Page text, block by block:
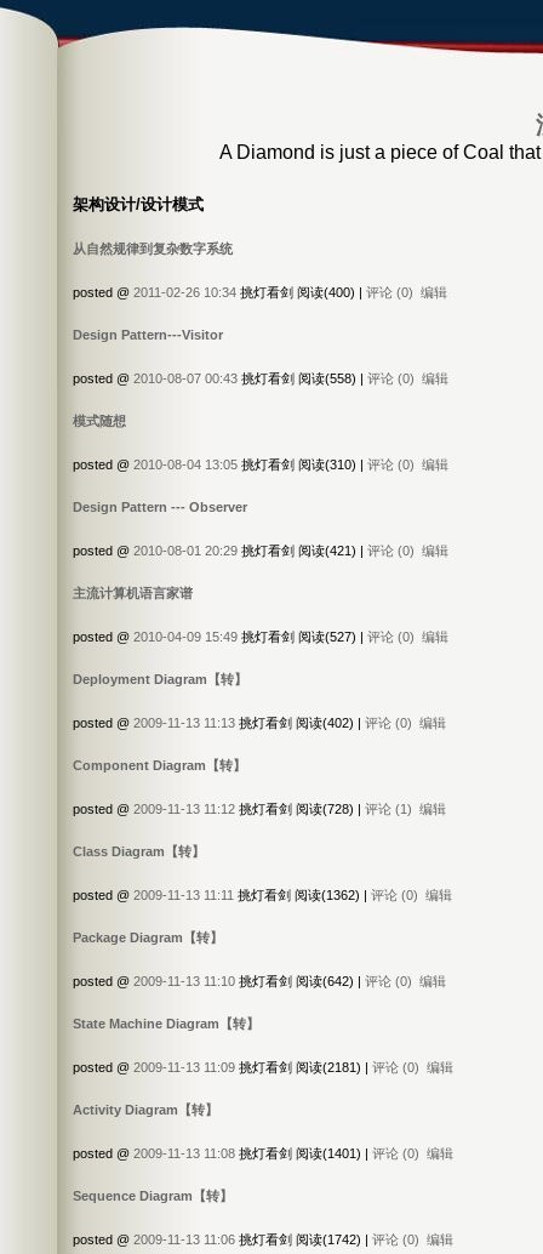
A Diamond is just a piece of Coal
架构设计/设计模式
从自然规律到复杂数字系统
posted @ 2011-02-26 10:34 挑灯看剑 阅读(400) | 评论 (0) 编辑
Design Pattern---Visitor
posted @ 2010-08-07 00:43 挑灯看剑 阅读(558) | 评论 (0) 编辑
模式随想
posted @ 2010-08-04 13:05 挑灯看剑 阅读(310) | 评论 (0) 编辑
Design Pattern --- Observer
posted @ 2010-08-01 20:29 挑灯看剑 阅读(421) | 评论 (0) 编辑
主流计算机语言家谱
posted @ 2010-04-09 15:49 挑灯看剑 阅读(527) | 评论 (0) 编辑
Deployment Diagram【转】
posted @ 2009-11-13 11:13 挑灯看剑 阅读(402) | 评论 (0) 编辑
Component Diagram【转】
posted @ 2009-11-13 11:12 挑灯看剑 阅读(728) | 评论 (1) 编辑
Class Diagram【转】
posted @ 2009-11-13 11:11 挑灯看剑 阅读(1362) | 评论 (0) 编辑
Package Diagram【转】
posted @ 2009-11-13 11:10 挑灯看剑 阅读(642) | 评论 (0) 编辑
State Machine Diagram【转】
posted @ 2009-11-13 11:09 挑灯看剑 阅读(2181) | 评论 (0) 编辑
Activity Diagram【转】
posted @ 2009-11-13 11:08 挑灯看剑 阅读(1401) | 评论 (0) 编辑
Sequence Diagram【转】
posted @ 2009-11-13 11:06 挑灯看剑 阅读(1742) | 评论 (0) 编辑